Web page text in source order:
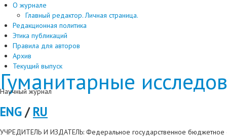
О журнале
Главный редактор. Личная страница.
Редакционная политика
Этика публикаций
Правила для авторов
Архив
Текущий выпуск
Гуманитарные
Научный журнал
ENG/RU
УЧРЕДИТЕЛЬ И ИЗДАТЕЛЬ: Федеральное государственное бюджетное